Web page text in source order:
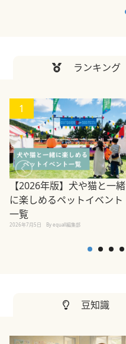
ランキング
1
【2026年版】犬や猫と一緒
に楽しめるペットイベント
一覧
2026年7月5日 By equall編集部
豆知識